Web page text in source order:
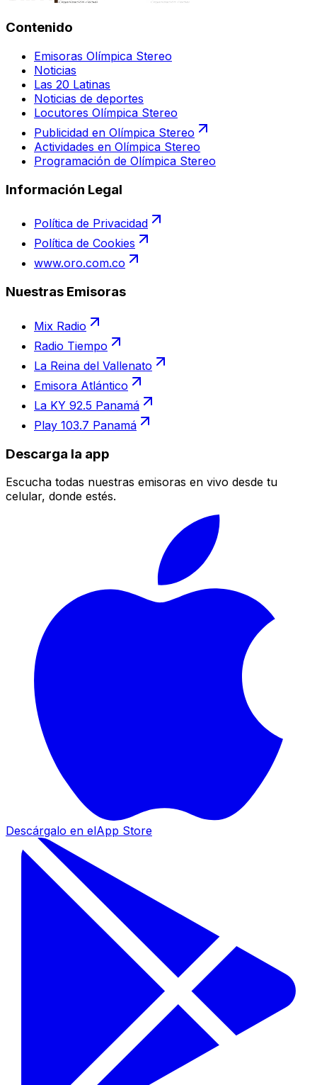
Contenido
Emisoras Olímpica Stereo
Noticias
Las 20 Latinas
Noticias de deportes
Locutores Olímpica Stereo
Publicidad en Olímpica Stereo
Actividades en Olímpica Stereo
Programación de Olímpica Stereo
Información Legal
Política de Privacidad
Política de Cookies
www.oro.com.co
Nuestras Emisoras
Mix Radio
Radio Tiempo
La Reina del Vallenato
Emisora Atlántico
La KY 92.5 Panamá
Play 103.7 Panamá
Descarga la app
Escucha todas nuestras emisoras en vivo desde tu
celular, donde estés.
Descárgalo en elApp Store